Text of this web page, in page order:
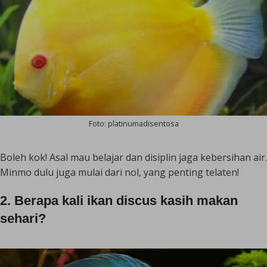
Foto: platinumadisentosa
Boleh kok! Asal mau belajar dan disiplin jaga kebersihan air.
Minmo dulu juga mulai dari nol, yang penting telaten!
2. Berapa kali ikan discus kasih makan
sehari?